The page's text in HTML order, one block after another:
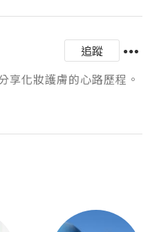
追蹤
享化妝護膚的心路歷程。